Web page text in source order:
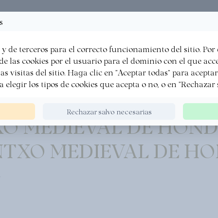
· FAÇON BASQUE · EXPÉRIENCES · QUI NOUS
MEDIEVAL DE
MEDIEVAL DE
de terceros para el correcto funcionamiento del sitio. Por
las cookies por el usuario para el dominio con el que
visitas del sitio. Haga clic en "Aceptar todas" para
los tipos de cookies que acepta o no, o en "Rechazar
Rechazar salvo necesarias